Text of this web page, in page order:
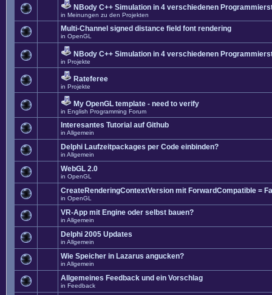
NBody C++ Simulation in 4 verschiedenen
in Meinungen zu den Projekten
Multi-Channel signed distance field font rendering
in OpenGL
NBody C++ Simulation in 4 verschiedenen
in Projekte
Rateferee
in Projekte
My OpenGL template - need to verify
in English Programming Forum
Interesantes Tutorial auf Github
in Allgemein
Delphi Laufzeitpackages per Code einbinden?
in Allgemein
WebGL 2.0
in OpenGL
CreateRenderingContextVersion mit ForwardCompatible =
in OpenGL
VR-App mit Engine oder selbst bauen?
in Allgemein
Delphi 2005 Updates
in Allgemein
Wie Speicher in Lazarus angucken?
in Allgemein
Allgemeines Feedback und ein Vorschlag
in Feedback